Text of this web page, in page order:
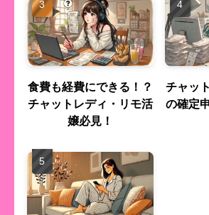
食費も経費にできる！？
チャットレディ・リモ活
嬢必見！
チャッ
の確定